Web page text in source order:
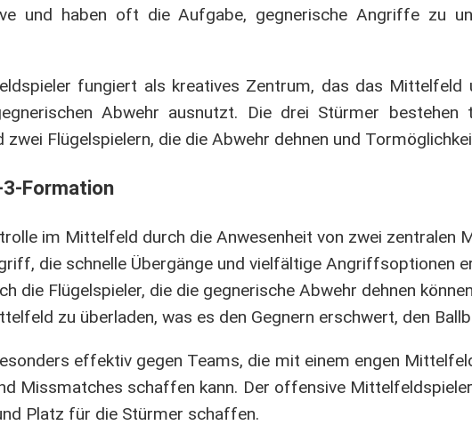
und haben oft die Aufgabe, gegnerische Angriffe zu
fungiert als kreatives Zentrum, das das Mittelfeld
Abwehr ausnutzt. Die drei Stürmer bestehen
zwei Flügelspielern, die die Abwehr dehnen und
Formation
im Mittelfeld durch die Anwesenheit von zwei zentralen
die schnelle Übergänge und vielfältige Angriffsoptionen
die Flügelspieler, die die gegnerische Abwehr dehnen
zu überladen, was es den Gegnern erschwert, den
effektiv gegen Teams, die mit einem engen
Missmatches schaffen kann. Der offensive
Platz für die Stürmer schaffen.